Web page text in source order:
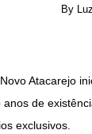
By
Atacarejo
de
exclusivos.